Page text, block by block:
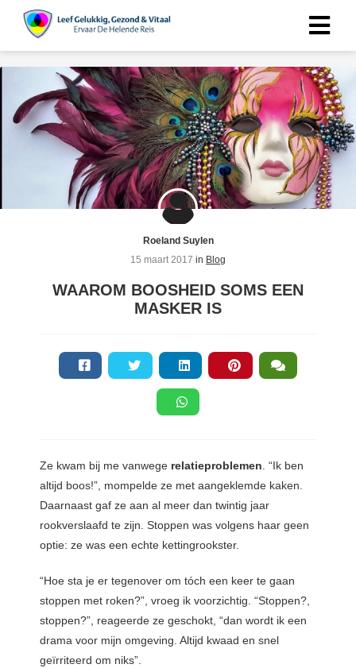
Roeland Suylen
15 maart 2017 in Blog
WAAROM BOOSHEID SOMS EEN
MASKER IS
Ze kwam bij me vanwege relatieproblemen . “Ik ben
altijd boos!”, mompelde ze met aangeklemde kaken.
Daarnaast gaf ze aan al meer dan twintig jaar
rookverslaafd te zijn. Stoppen was volgens haar geen
optie: ze was een echte kettingrookster.
“Hoe sta je er tegenover om tóch een keer te gaan
stoppen met roken?”, vroeg ik voorzichtig. “Stoppen?,
stoppen?”, reageerde ze geschokt, “dan wordt ik een
drama voor mijn omgeving. Altijd kwaad en snel
geïrriteerd om niks”.